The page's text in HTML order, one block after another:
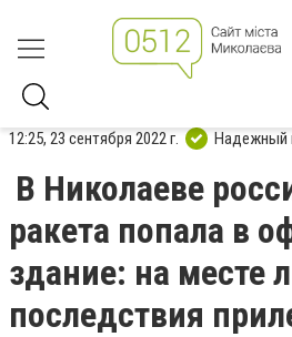
12:25, 23 сентября 2022 г. Надежный
В Николаеве
ракета попала в
здание: на месте
последствия